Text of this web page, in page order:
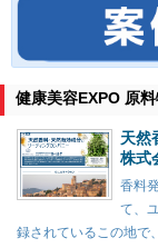
健康美容EXPO 原
天然
株式
香料
て、
録されているこの地で